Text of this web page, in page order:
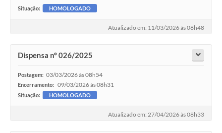
Situação: HOMOLOGADO
Atualizado em: 11/03/2026 às 08h48
Dispensa nº 026/2025
Postagem: 03/03/2026 às 08h54
Encerramento: 09/03/2026 às 08h31
Situação: HOMOLOGADO
Atualizado em: 27/04/2026 às 08h33